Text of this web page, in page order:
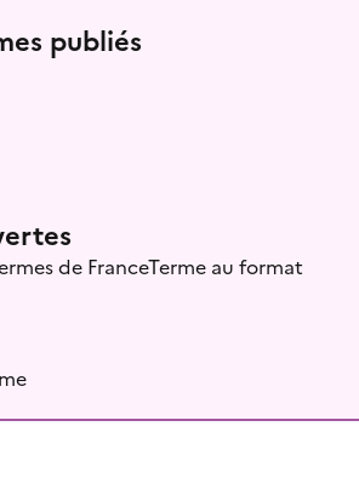
publiés
de FranceTerme au format